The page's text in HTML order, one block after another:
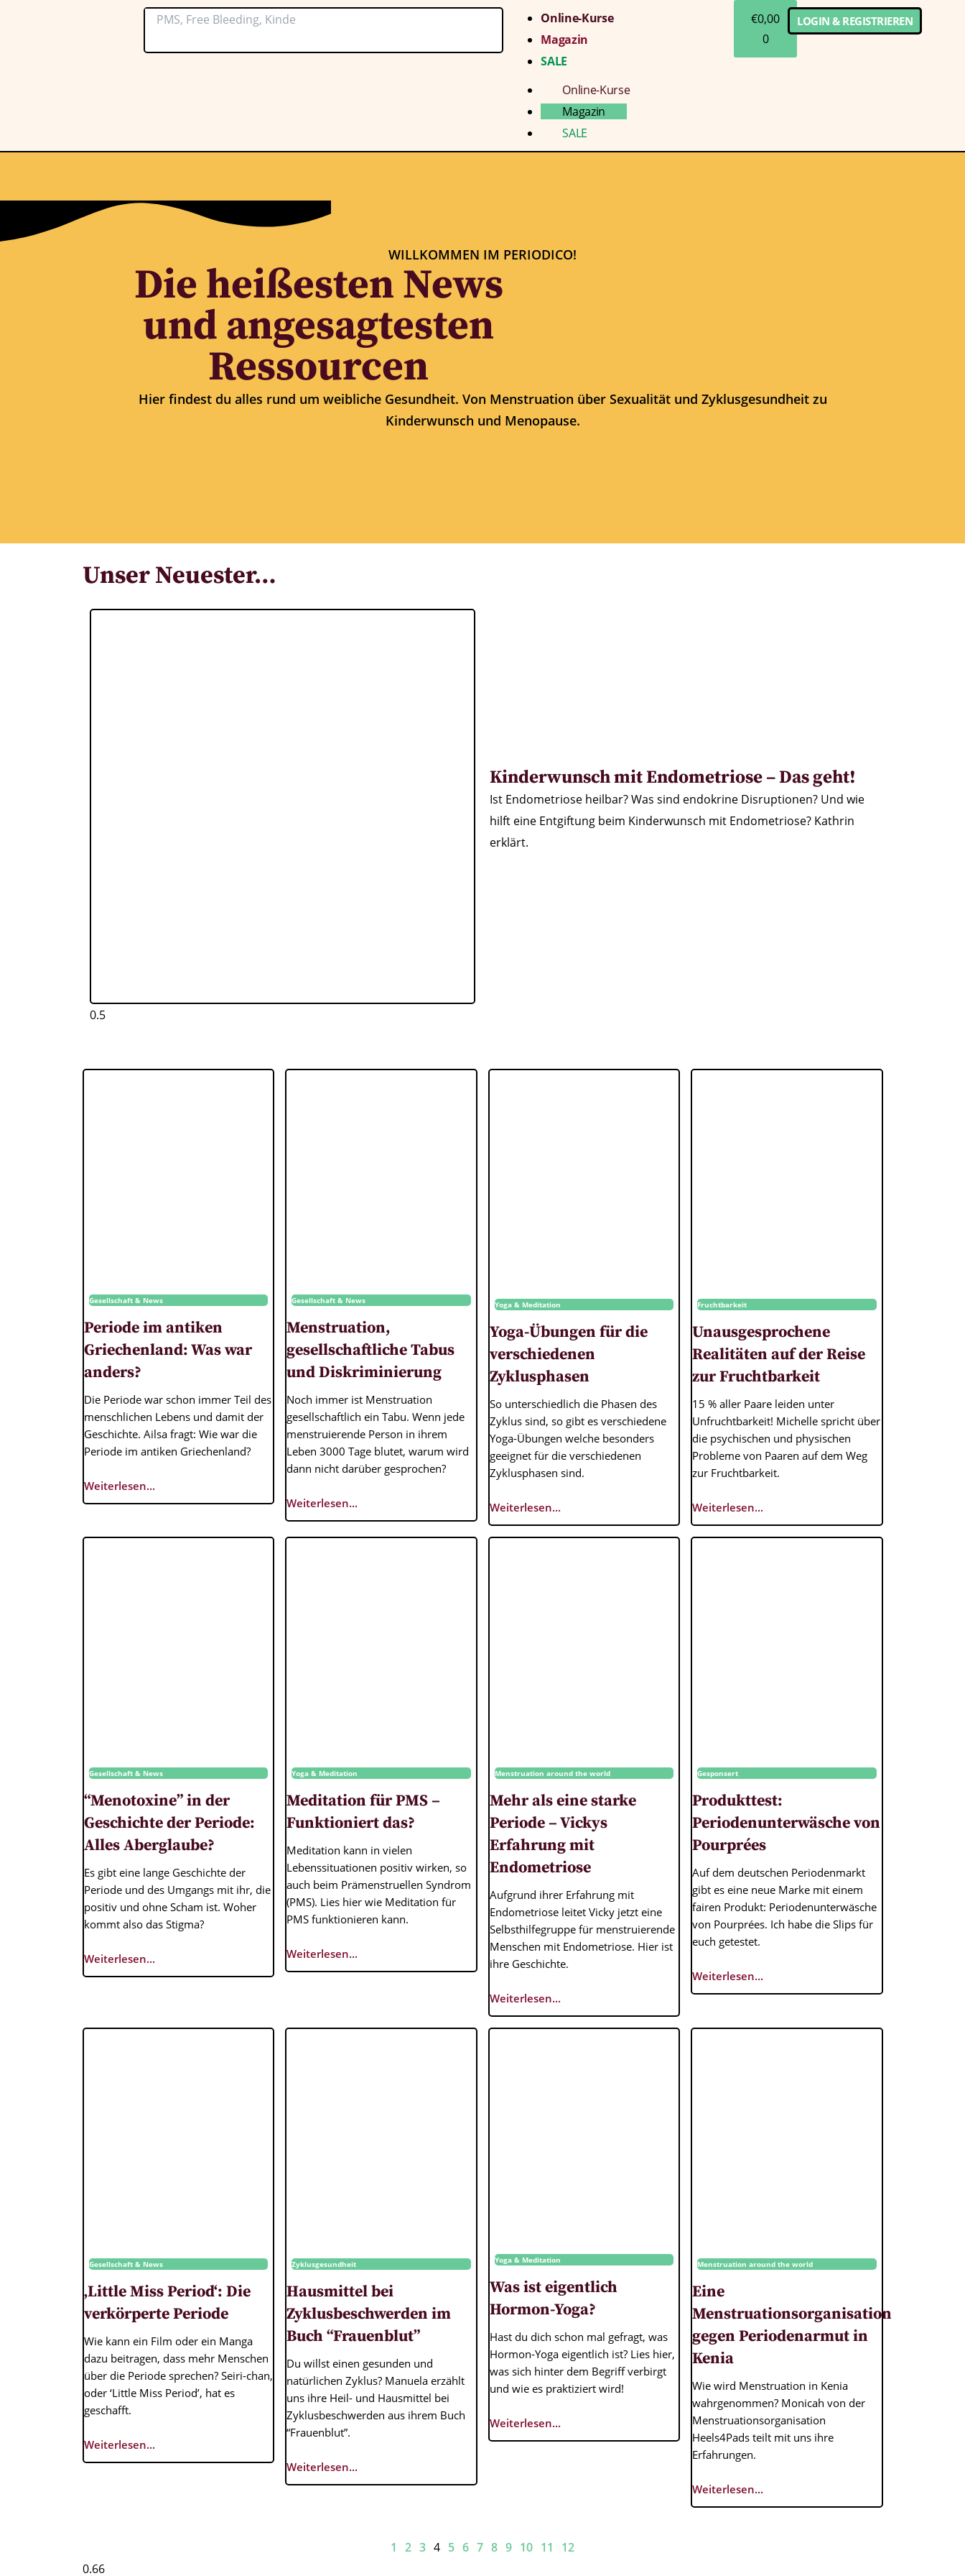
Online-Kurse
Magazin
SALE
Online-Kurse
Magazin
SALE
€0,00
0
LOGIN & REGISTRIEREN
WILLKOMMEN IM PERIODICO!
Die heißesten News
und angesagtesten
Ressourcen
Hier findest du alles rund um weibliche Gesundheit. Von Menstruation über Sexualität und Zyklusgesundheit zu
Kinderwunsch und Menopause.
Unser Neuester…
Kinderwunsch mit Endometriose – Das geht!
Ist Endometriose heilbar? Was sind endokrine Disruptionen? Und wie
hilft eine Entgiftung beim Kinderwunsch mit Endometriose? Kathrin
erklärt.
Gesellschaft & News
Periode im antiken
Griechenland: Was war
anders?
Die Periode war schon immer Teil des
menschlichen Lebens und damit der
Geschichte. Ailsa fragt: Wie war die
Periode im antiken Griechenland?
Weiterlesen...
Gesellschaft & News
Menstruation,
gesellschaftliche Tabus
und Diskriminierung
Noch immer ist Menstruation
gesellschaftlich ein Tabu. Wenn jede
menstruierende Person in ihrem
Leben 3000 Tage blutet, warum wird
dann nicht darüber gesprochen?
Weiterlesen...
Yoga & Meditation
Yoga-Übungen für die
verschiedenen
Zyklusphasen
So unterschiedlich die Phasen des
Zyklus sind, so gibt es verschiedene
Yoga-Übungen welche besonders
geeignet für die verschiedenen
Zyklusphasen sind.
Weiterlesen...
Fruchtbarkeit
Unausgesprochene
Realitäten auf der Reise
zur Fruchtbarkeit
15 % aller Paare leiden unter
Unfruchtbarkeit! Michelle spricht über
die psychischen und physischen
Probleme von Paaren auf dem Weg
zur Fruchtbarkeit.
Weiterlesen...
Gesellschaft & News
“Menotoxine” in der
Geschichte der Periode:
Alles Aberglaube?
Es gibt eine lange Geschichte der
Periode und des Umgangs mit ihr, die
positiv und ohne Scham ist. Woher
kommt also das Stigma?
Weiterlesen...
Yoga & Meditation
Meditation für PMS –
Funktioniert das?
Meditation kann in vielen
Lebenssituationen positiv wirken, so
auch beim Prämenstruellen Syndrom
(PMS). Lies hier wie Meditation für
PMS funktionieren kann.
Weiterlesen...
Menstruation around the world
Mehr als eine starke
Periode – Vickys
Erfahrung mit
Endometriose
Aufgrund ihrer Erfahrung mit
Endometriose leitet Vicky jetzt eine
Selbsthilfegruppe für menstruierende
Menschen mit Endometriose. Hier ist
ihre Geschichte.
Weiterlesen...
Gesponsert
Produkttest:
Periodenunterwäsche von
Pourprées
Auf dem deutschen Periodenmarkt
gibt es eine neue Marke mit einem
fairen Produkt: Periodenunterwäsche
von Pourprées. Ich habe die Slips für
euch getestet.
Weiterlesen...
Gesellschaft & News
‚Little Miss Period‘: Die
verkörperte Periode
Wie kann ein Film oder ein Manga
dazu beitragen, dass mehr Menschen
über die Periode sprechen? Seiri-chan,
oder ‘Little Miss Period’, hat es
geschafft.
Weiterlesen...
Zyklusgesundheit
Hausmittel bei
Zyklusbeschwerden im
Buch “Frauenblut”
Du willst einen gesunden und
natürlichen Zyklus? Manuela erzählt
uns ihre Heil- und Hausmittel bei
Zyklusbeschwerden aus ihrem Buch
“Frauenblut”.
Weiterlesen...
Yoga & Meditation
Was ist eigentlich
Hormon-Yoga?
Hast du dich schon mal gefragt, was
Hormon-Yoga eigentlich ist? Lies hier,
was sich hinter dem Begriff verbirgt
und wie es praktiziert wird!
Weiterlesen...
Menstruation around the world
Eine
Menstruationsorganisation
gegen Periodenarmut in
Kenia
Wie wird Menstruation in Kenia
wahrgenommen? Monicah von der
Menstruationsorganisation
Heels4Pads teilt mit uns ihre
Erfahrungen.
Weiterlesen...
1 2 3 4 5 6 7 8 9 10 11 12